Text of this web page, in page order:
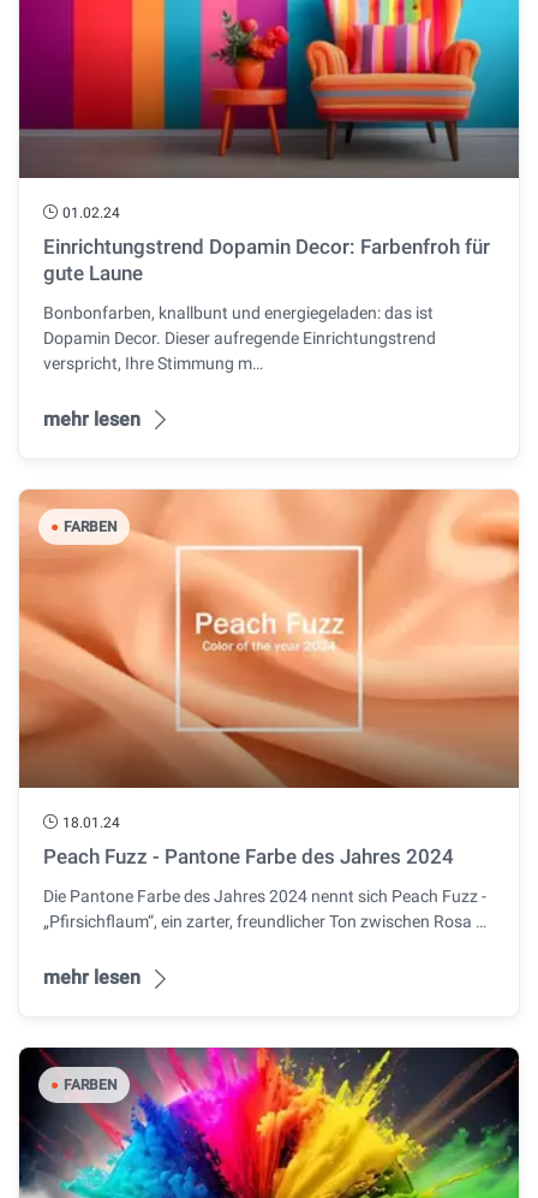
01.02.24
Einrichtungstrend Dopamin Decor: Farbenfroh für
gute Laune
Bonbonfarben, knallbunt und energiegeladen: das ist
Dopamin Decor. Dieser aufregende Einrichtungstrend
verspricht, Ihre Stimmung m…
mehr lesen
● FARBEN
18.01.24
Peach Fuzz - Pantone Farbe des Jahres 2024
Die Pantone Farbe des Jahres 2024 nennt sich Peach Fuzz -
„Pfirsichflaum“, ein zarter, freundlicher Ton zwischen Rosa …
mehr lesen
● FARBEN